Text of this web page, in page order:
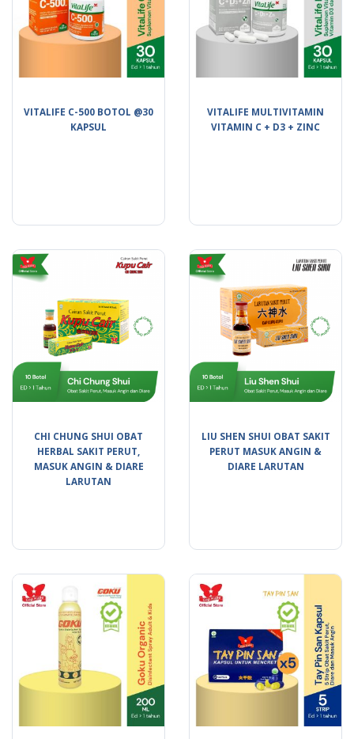
VITALIFE C-500 BOTOL @30
KAPSUL
VITALIFE MULTIVITAMIN
VITAMIN C + D3 + ZINC
CHI CHUNG SHUI OBAT
HERBAL SAKIT PERUT,
MASUK ANGIN & DIARE
LARUTAN
LIU SHEN SHUI OBAT SAKIT
PERUT MASUK ANGIN &
DIARE LARUTAN